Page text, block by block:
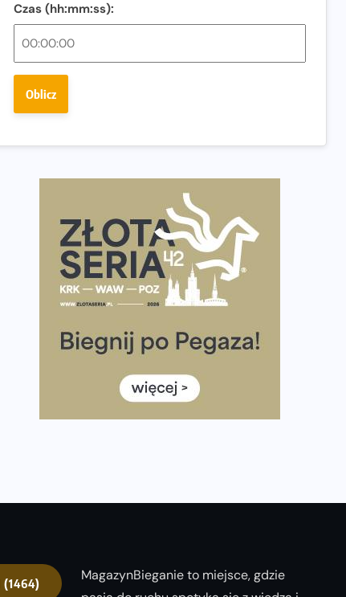
Praska 5k Run gospodarzem Mistrzostw Polski
Ponad 12 tysięcy uczestników pobiegło dla Bohaterów!
Tętno vs tempo – czym kierować się w bieganiu?
diety
Rozbiegany Olsztyn szykuje się na weekend z
Już w tę sobotę 35. Bieg Powstania Warszawskiego.
Wystartuje rekordowa liczba uczestników
35. Bieg Powstania Warszawskiego – praktyczny
poradnik przed startem
często biegać, żeby robić postępy
Już w ten weekend! Przed nami Nocny Portowy
Maraton i Półmaraton Szczeciński. Wszystko, co warto
Czas (hh:mm:ss):
Oblicz
(1464)
MagazynBieganie to miejsce, gdzie